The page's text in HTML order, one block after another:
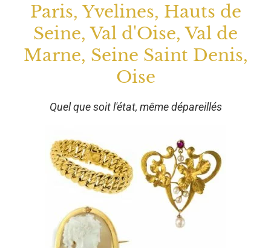
Paris, Yvelines, Hauts de
Seine, Val d'Oise, Val de
Marne, Seine Saint Denis,
Oise
Quel que soit l'état, même dépareillés